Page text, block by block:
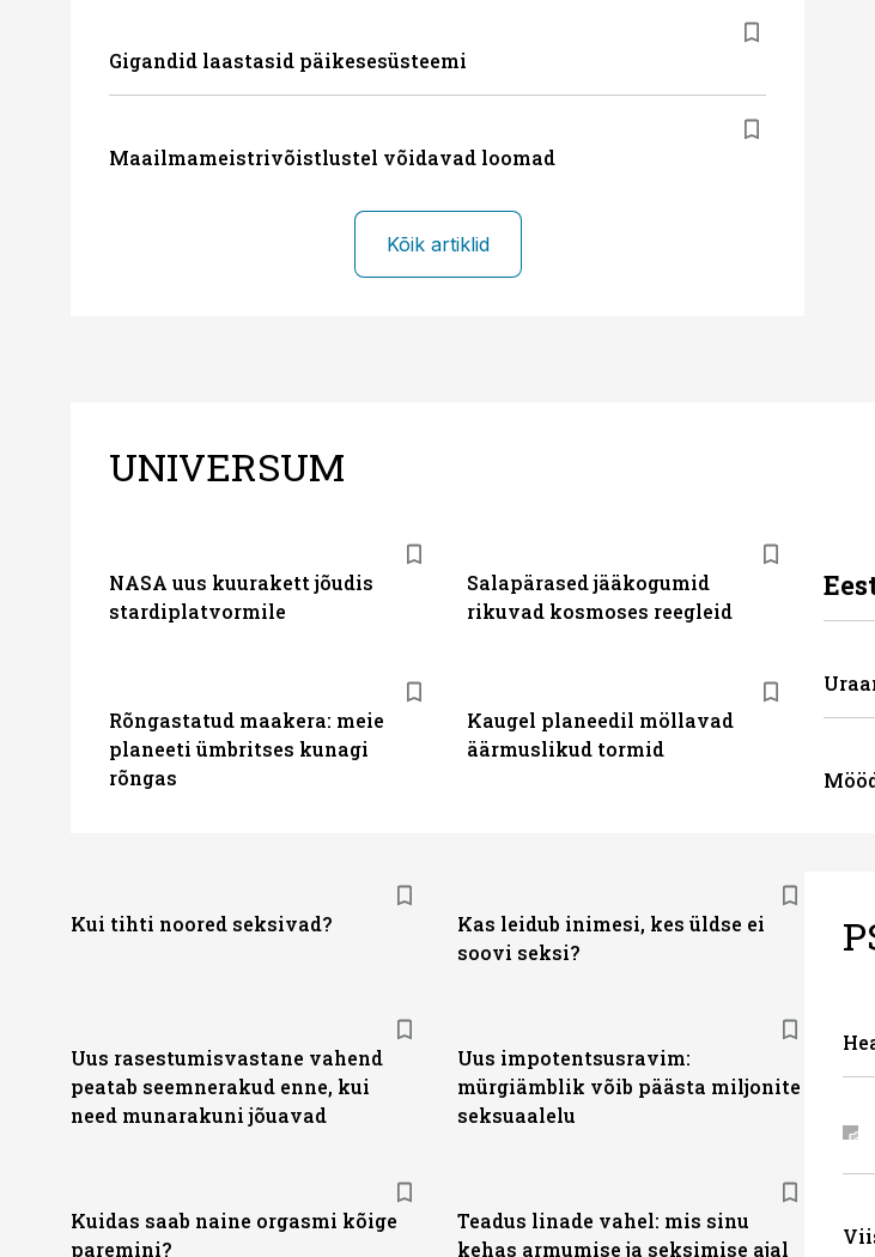
Gigandid laastasid päikesesüsteemi
Maailmameistrivõistlustel võidavad loomad
Kõik artiklid
UNIVERSUM
NASA uus kuurakett jõudis
stardiplatvormile
Salapärased jääkogumid
rikuvad kosmoses reegleid
Rõngastatud maakera: meie
planeeti ümbritses kunagi
rõngas
Kaugel planeedil möllavad
äärmuslikud tormid
Kui tihti noored seksivad?
Kas leidub inimesi, kes üldse ei
soovi seksi?
Uus rasestumisvastane vahend
peatab seemnerakud enne, kui
need munarakuni jõuavad
Uus impotentsusravim:
mürgiämblik võib päästa miljonite
seksuaalelu
Kuidas saab naine orgasmi kõige
paremini?
Teadus linade vahel: mis sinu
kehas armumise ja seksimise ajal